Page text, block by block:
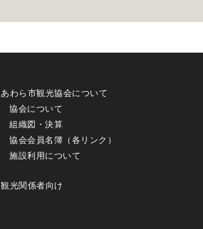
あわら市観光協会について
協会について
組織図・決算
協会会員名簿（各リンク）
施設利用について
観光関係者向け